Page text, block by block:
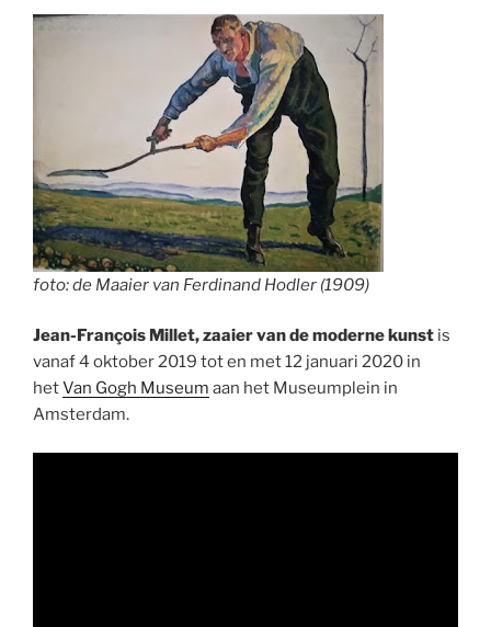
foto: de Maaier van Ferdinand Hodler (1909)
Jean-François Millet, zaaier van de moderne kunst is
vanaf 4 oktober 2019 tot en met 12 januari 2020 in
hetVan Gogh Museum aan het Museumplein in
Amsterdam.